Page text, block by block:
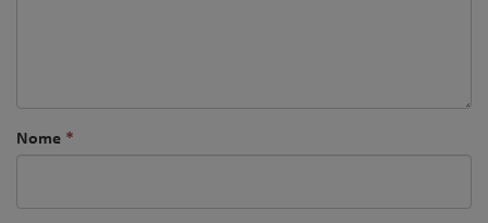
Nome *